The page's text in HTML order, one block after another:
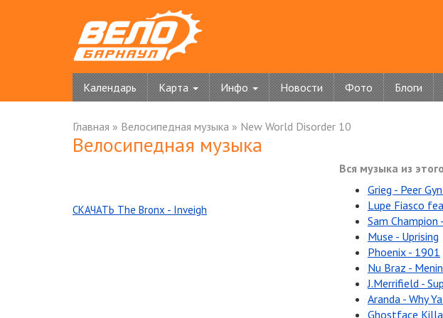
Календарь Карта Инфо Новости Фото Блоги
Главная » Велосипедная музыка » New World Disorder 10
Велосипедная музыка
СКАЧАТЬ The Bronx - Inveigh
Вся музыка из
Grieg - Peer
Lupe Fiasco
Sam Champion
Muse - Uprising
Phoenix - 1901
Nu Braz -
J.Merrifield -
Aranda - Why
Ghostface